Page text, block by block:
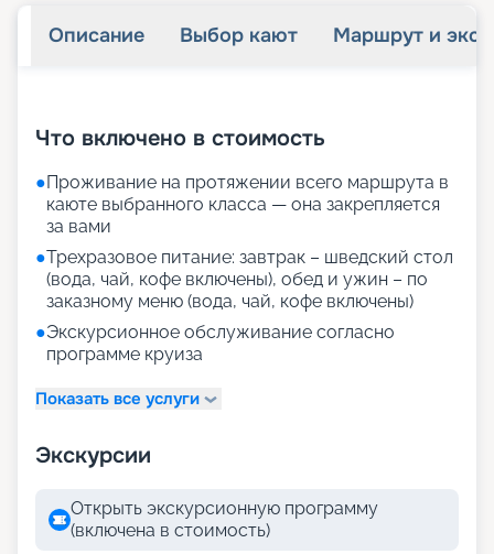
Описание Выбор кают Маршрут и
Что включено в стоимость
●Проживание на протяжении всего маршрута в
каюте выбранного класса — она закрепляется
за вами
●Трехразовое питание: завтрак – шведский стол
(вода, чай, кофе включены), обед и ужин – по
заказному меню (вода, чай, кофе включены)
●Экскурсионное обслуживание согласно
программе круиза
Показать все услуги
Экскурсии
Открыть экскурсионную программу
(включена в стоимость)